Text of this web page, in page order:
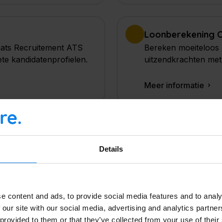
Details
content and ads, to provide social media features and to
site with our social media, advertising and analytics
to them or that they’ve collected from your use of
Recruitement ATS
kandidatenprofielen.
Loonberekening
Bereken
uitzendkrachten
Meer informatie
werk per e-mail en
Beschikbaarheid
Zie direct wie
Flexsoftware
Meer informatie
Volledige Naam